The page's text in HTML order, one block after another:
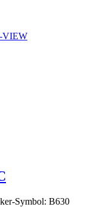
VIEW
Symbol: B630